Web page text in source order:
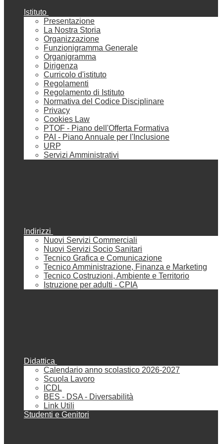
Istituto
Presentazione
La Nostra Storia
Organizzazione
Funzionigramma Generale
Organigramma
Dirigenza
Curricolo d'istituto
Regolamenti
Regolamento di Istituto
Normativa del Codice Disciplinare
Privacy
Cookies Law
PTOF - Piano dell'Offerta Formativa
PAI - Piano Annuale per l'Inclusione
URP
Servizi Amministrativi
Indirizzi
Nuovi Servizi Commerciali
Nuovi Servizi Socio Sanitari
Tecnico Grafica e Comunicazione
Tecnico Amministrazione, Finanza e Marketing
Tecnico Costruzioni, Ambiente e Territorio
Istruzione per adulti - CPIA
Didattica
Calendario anno scolastico 2026-2027
Scuola Lavoro
ICDL
BES - DSA - Diversabilità
Link Utili
Studenti e Genitori